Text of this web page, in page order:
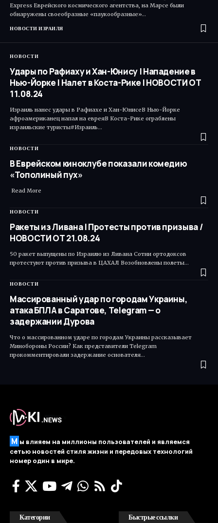
Express Еврейского космического агентства, на Марсе были
обнаружены своеобразные «паукообразные»…
НОВОСТИ ИЗРАИЛЯ
НОВОСТИ
Удары по Рафиаху и Хан-Юнису | Нападение в
Нью-Йорке | Налет в Коста-Рике | НОВОСТИ ОТ
11.08.24
Израиль нанес удары в Рафиахе и Хан-ЮнисеВ Нью-Йорке
афроамериканец напал на евреяВ Коста-Рике ограблены
израильские туристы#Израиль…
НОВОСТИ
В Еврейском киноклубе показали комедию
«Тополиный пух»
Read More ​
НОВОСТИ
Ракеты из Ливана | Протесты против призыва /
НОВОСТИ ОТ 21.08.24
50 ракет выпущены по Израилю из Ливана Сотни ортодоксов
протестуют против призыва в ЦАХАЛ Возобновлены полеты…
НОВОСТИ
Массированный удар по городам Украины,
атака БПЛА в Саратове, Telegram — о
задержании Дурова
Что о массированном ударе по городам Украины рассказывает
Минобороны России? Как представители Telegram
прокомментировали задержание основателя…
М ы влияем на миллионы пользователей и являемся
сетью новостей стиля жизни и передовых технологий
номер один в мире.
Категории Быстрые ссылки